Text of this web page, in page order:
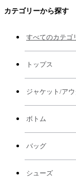
カテゴリーから探す
すべてのカテゴ
トップス
ジャケット/アウ
ボトム
バッグ
シューズ